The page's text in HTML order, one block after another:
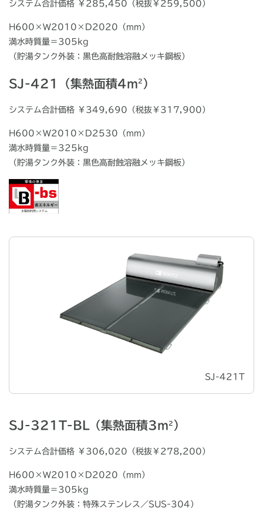
システム合計価格 ￥285,450（税抜￥259,500）
H600×W2010×D2020（mm）
満水時質量＝305kg
（貯湯タンク外装：黒色高耐蝕溶融メッキ鋼板）
SJ-421（集熱面積4m 2 ）
システム合計価格 ￥349,690（税抜￥317,900）
H600×W2010×D2530（mm）
満水時質量＝325kg
（貯湯タンク外装：黒色高耐蝕溶融メッキ鋼板）
SJ-421T
SJ-321T-BL（集熱面積3m 2 ）
システム合計価格 ￥306,020（税抜￥278,200）
H600×W2010×D2020（mm）
満水時質量＝305kg
（貯湯タンク外装：特殊ステンレス／SUS-304）